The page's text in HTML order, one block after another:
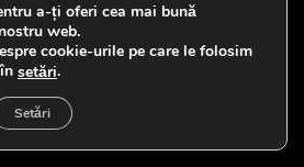
a-ți oferi cea mai bună
web.
cookie-urile pe care le folosim
setări.
Setări